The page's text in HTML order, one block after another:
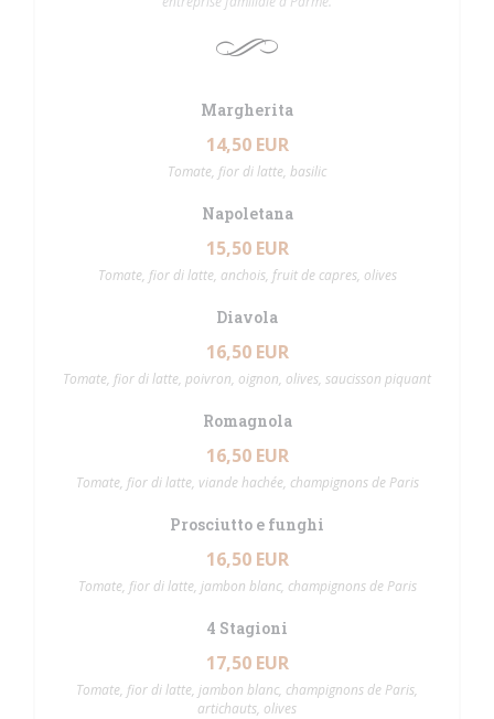
Margherita
14,50 EUR
Tomate, fior di latte, basilic
Napoletana
15,50 EUR
Tomate, fior di latte, anchois, fruit de capres, olives
Diavola
16,50 EUR
Tomate, fior di latte, poivron, oignon, olives, saucisson piquant
Romagnola
16,50 EUR
Tomate, fior di latte, viande hachée, champignons de Paris
Prosciutto e funghi
16,50 EUR
Tomate, fior di latte, jambon blanc, champignons de Paris
4 Stagioni
17,50 EUR
Tomate, fior di latte, jambon blanc, champignons de Paris,
artichauts, olives